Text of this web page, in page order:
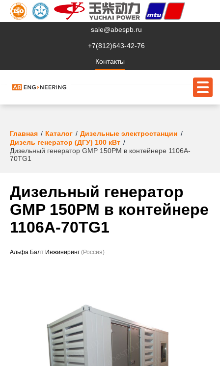
sale@abespb.ru
+7(812)643-42-76
Контакты
О компании
Клиентам
Сервис
Судовое ЭО
Проекты
Главная Каталог
Дизельные электростанции
Дизель генератор (ДГУ) 100 кВт
Дизельный генератор GMP 150PM в контейнере 1106A-
70TG1
Дизельный генератор
GMP 150PM в контейнере
1106A-70TG1
Альфа Балт Инжиниринг (Россия)